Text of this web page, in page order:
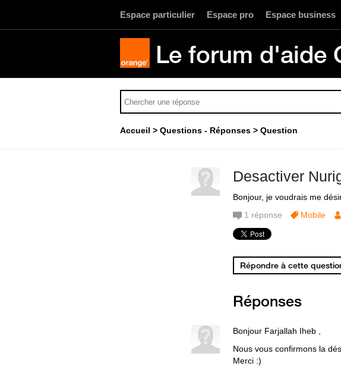
Espace particulier Espace pro Espace business
Le forum d'aide
Accueil Questions - Réponses Question
Desactiver
Bonjour, je voudrais me
1 réponse Mobile
Répondre à cette
Réponses
Bonjour Farjallah Iheb ,
Nous vous confirmons la
Merci :)